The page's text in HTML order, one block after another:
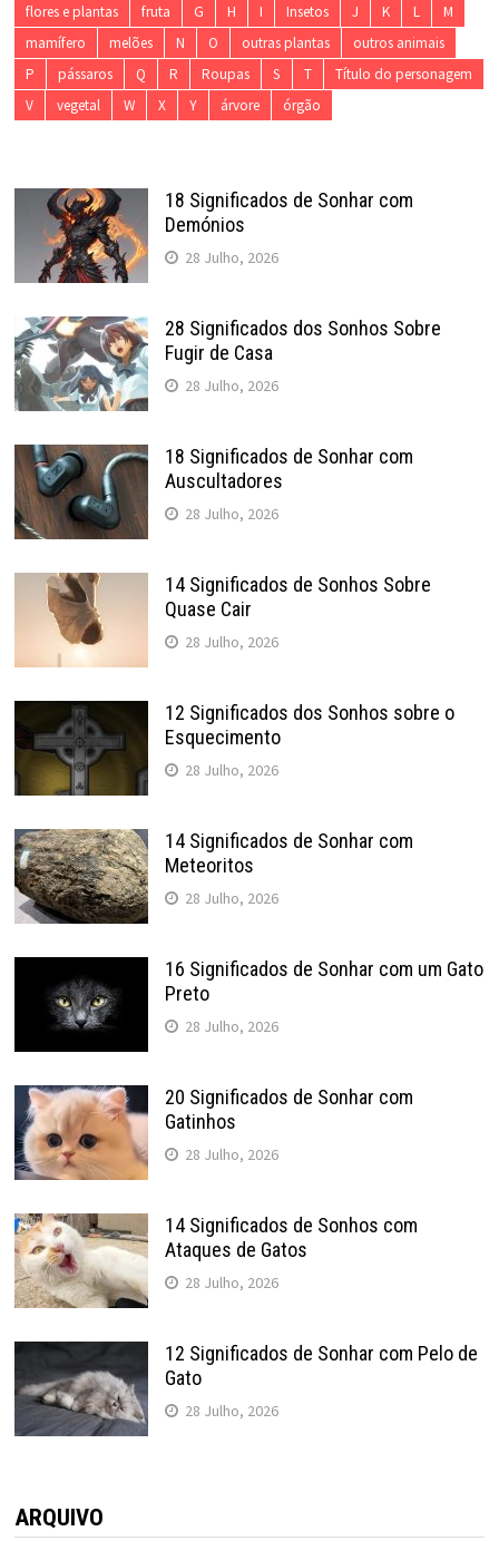
flores e plantas
fruta G H I Insetos J K L
M
mamífero
melões N O outras plantas
outros animais
P
pássaros Q R Roupas S T
Título do personagem
V
vegetal W X Y árvore órgão
18 Significados de Sonhar com
Demónios
28 Julho, 2026
28 Significados dos Sonhos Sobre
Fugir de Casa
28 Julho, 2026
18 Significados de Sonhar com
Auscultadores
28 Julho, 2026
14 Significados de Sonhos Sobre
Quase Cair
28 Julho, 2026
12 Significados dos Sonhos sobre o
Esquecimento
28 Julho, 2026
14 Significados de Sonhar com
Meteoritos
28 Julho, 2026
16 Significados de Sonhar com um Gato
Preto
28 Julho, 2026
20 Significados de Sonhar com
Gatinhos
28 Julho, 2026
14 Significados de Sonhos com
Ataques de Gatos
28 Julho, 2026
12 Significados de Sonhar com Pelo de
Gato
28 Julho, 2026
ARQUIVO